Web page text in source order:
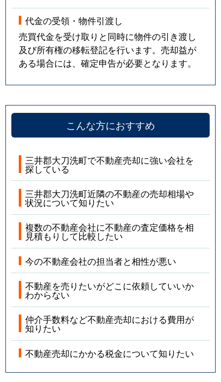
代金の受領・物件引渡し
売買代金を受け取りと同時に物件の引き渡し
及び所有権の移転登記を行います。売却益が
ある場合には、確定申告が必要となります。
こんな方におすすめ
三井郡大刀洗町で不動産売却に強い会社を
探している
三井郡大刀洗町近隣の不動産の売却相場や
状況について知りたい
複数の不動産会社に不動産の査定価格を相
見積もりして比較したい
今の不動産会社の担当者と相性が悪い
不動産を売りたいがどこに依頼していいか
わからない
仲介手数料など不動産売却における費用が
知りたい
不動産売却にかかる税金について知りたい